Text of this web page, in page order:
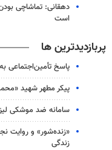
دهقانی: تماشاچی
است
پربازدیدترین ها
پاسخ تأمین‌اجتماعی
پیکر مطهر شهید
سامانه ضد موشکی
«زنده‌شور» و روایت
زندگی